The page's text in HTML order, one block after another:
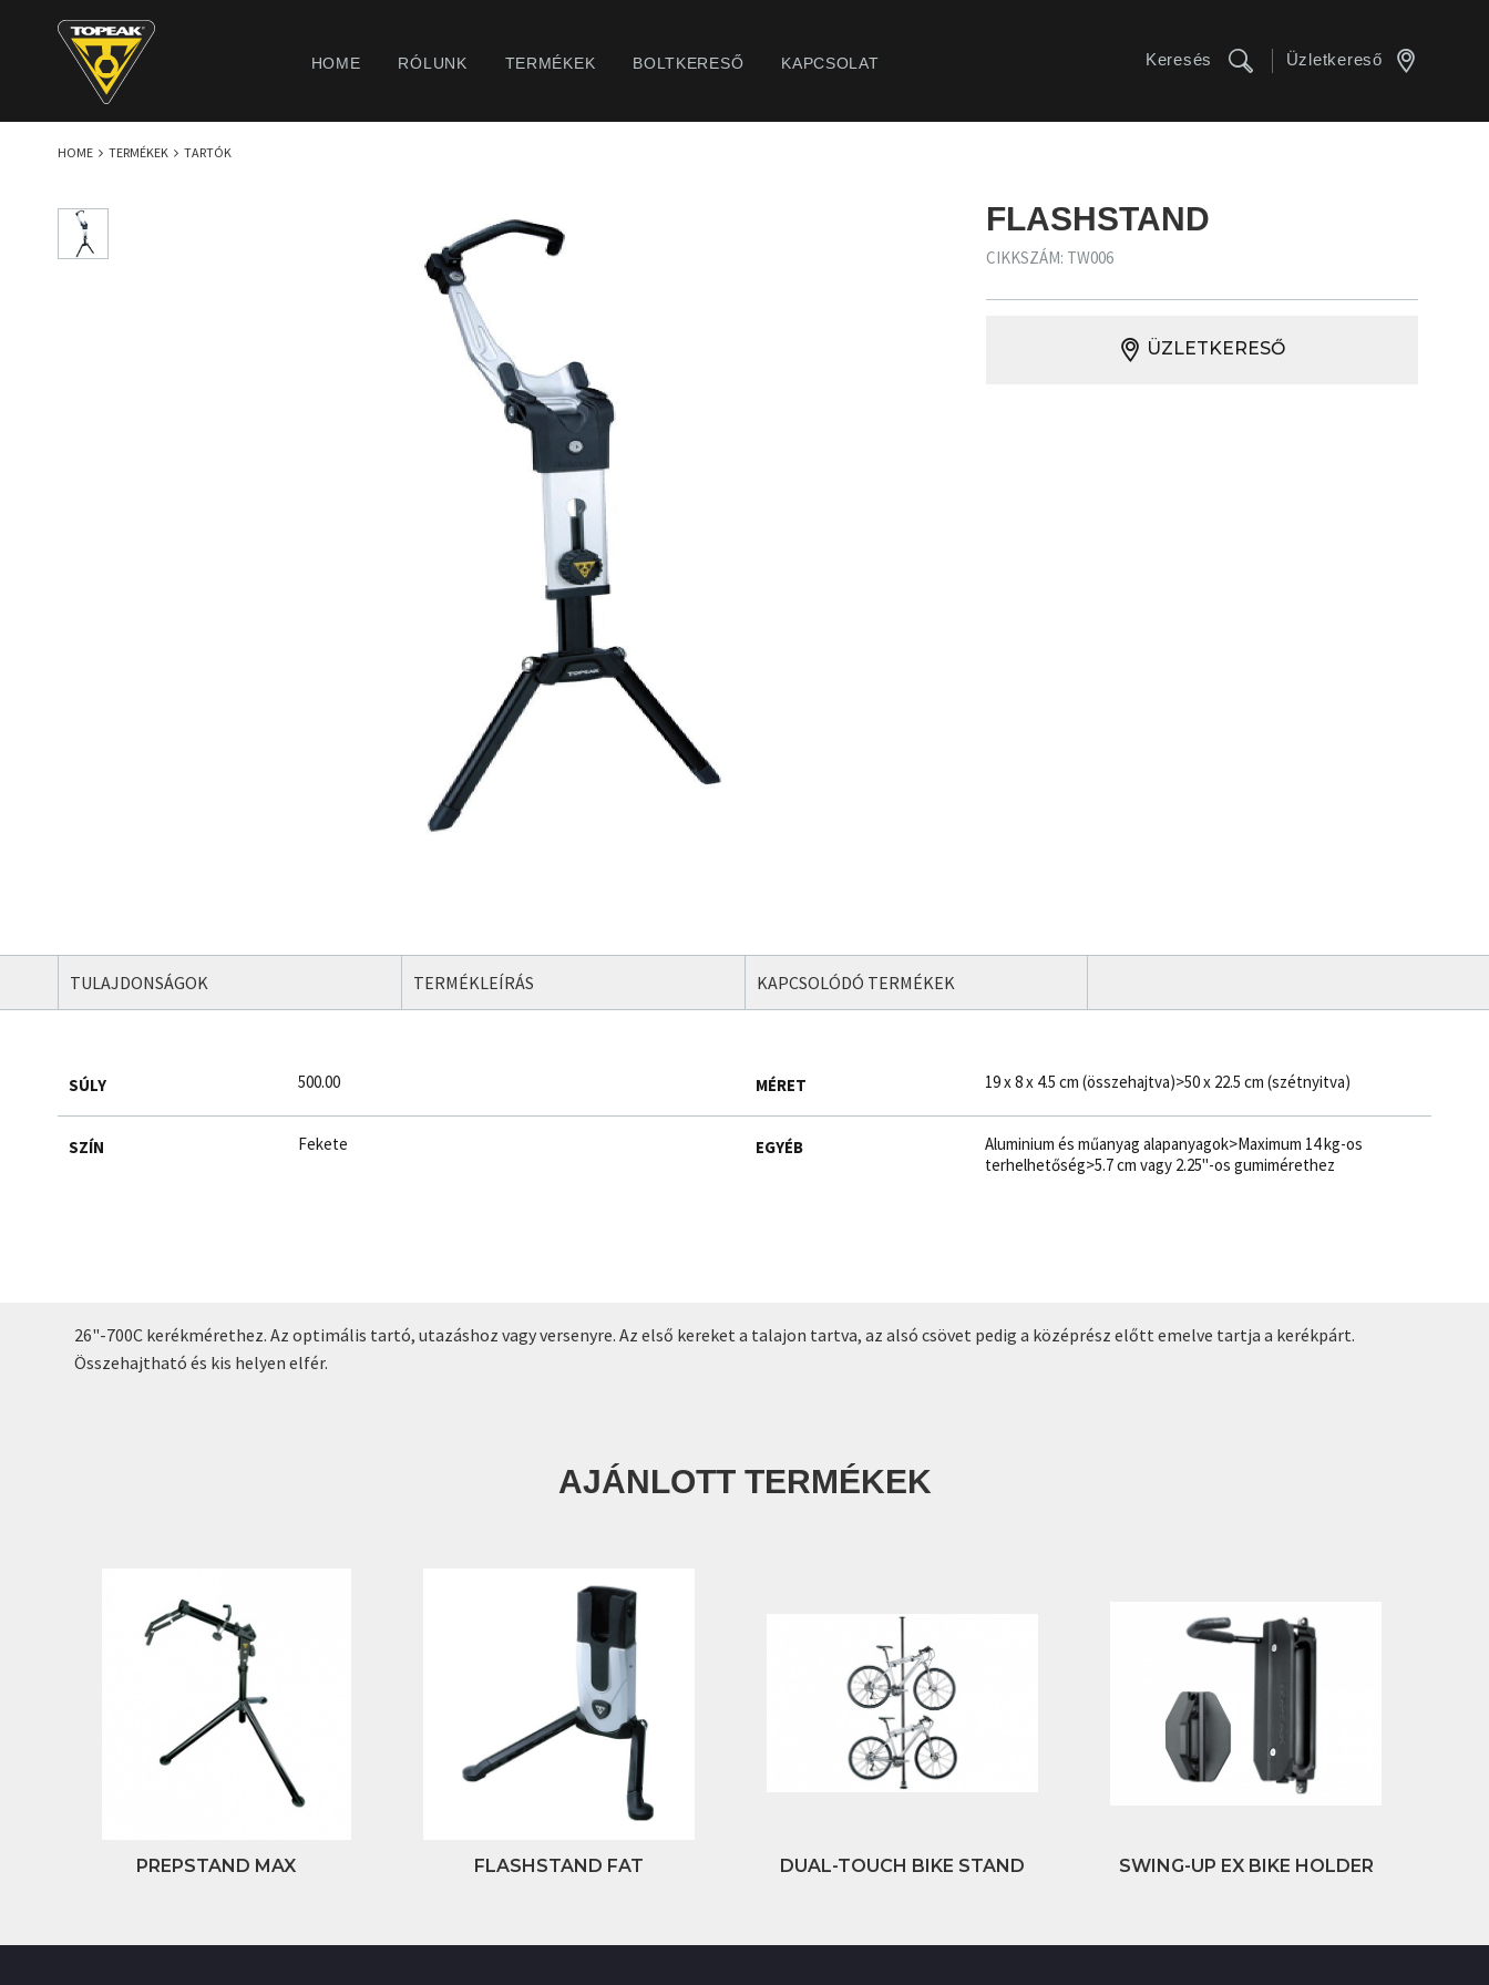
HOME RÓLUNK TERMÉKEK BOLTKERESŐ KAPCSOLAT Keresés Üzletkereső
HOME TERMÉKEK TARTÓK
FLASHSTAND
CIKKSZÁM: TW006
ÜZLETKERESŐ
TULAJDONSÁGOK TERMÉKLEÍRÁS KAPCSOLÓDÓ TERMÉKEK
SÚLY 500.00 MÉRET 19 x 8 x 4.5 cm (összehajtva)>50 x 22.5 cm (szétnyitva)
SZÍN Fekete EGYÉB
Aluminium és műanyag alapanyagok>Maximum 14 kg-os
terhelhetőség>5.7 cm vagy 2.25"-os gumimérethez
26"-700C kerékmérethez. Az optimális tartó, utazáshoz vagy versenyre. Az első kereket a talajon tartva, az alsó csövet pedig a középrész előtt emelve tartja a kerékpárt.
Összehajtható és kis helyen elfér.
AJÁNLOTT TERMÉKEK
PREPSTAND MAX FLASHSTAND FAT DUAL-TOUCH BIKE STAND SWING-UP EX BIKE HOLDER